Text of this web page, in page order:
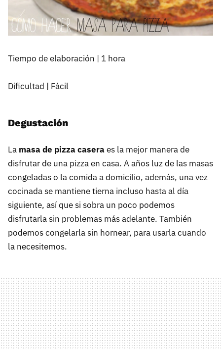
Tiempo de elaboración | 1 hora
Dificultad | Fácil
Degustación
La masa de pizza caseraes la mejor manera de
disfrutar de una pizza en casa. A años luz de las masas
congeladas o la comida a domicilio, además, una vez
cocinada se mantiene tierna incluso hasta al día
siguiente, así que si sobra un poco podemos
disfrutarla sin problemas más adelante. También
podemos congelarla sin hornear, para usarla cuando
la necesitemos.